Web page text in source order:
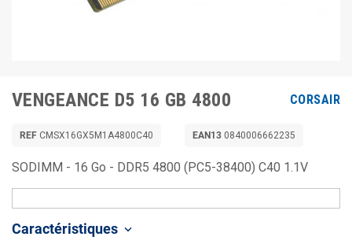
VENGEANCE D5 16 GB 4800 CORSAIR
REF CMSX16GX5M1A4800C40 EAN13 0840006662235
SODIMM - 16 Go - DDR5 4800 (PC5-38400) C40 1.1V
Caractéristiques keyboard_arrow_down